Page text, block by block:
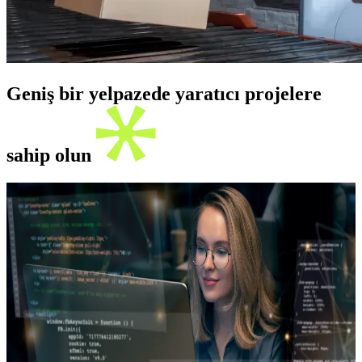
Geniş bir yelpazede yaratıcı projelere
sahip olun